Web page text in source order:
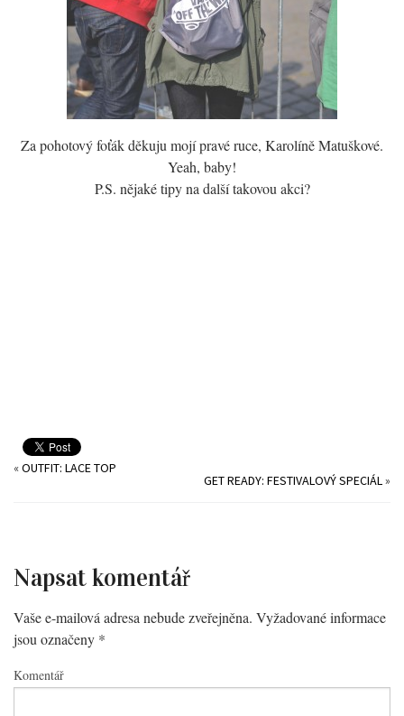
Za pohotový foťák děkuju mojí pravé ruce, Karolíně Matuškové.
Yeah, baby!
P.S. nějaké tipy na další takovou akci?
«OUTFIT: LACE TOP
GET READY: FESTIVALOVÝ SPECIÁL »
Napsat komentář
Vaše e-mailová adresa nebude zveřejněna. Vyžadované informace
jsou označeny *
Komentář